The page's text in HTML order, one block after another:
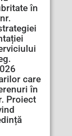
în
care
în
Proiect